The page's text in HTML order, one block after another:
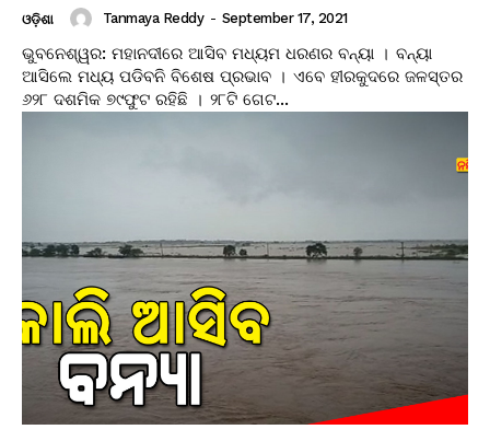
ଓଡ଼ିଶା Tanmaya Reddy - September 17, 2021
ଭୁବନେଶ୍ୱର: ମହାନଦୀରେ ଆସିବ ମଧ୍ୟମ ଧରଣର ବନ୍ୟା । ବନ୍ୟା
ଆସିଲେ ମଧ୍ୟ ପଡିବନି ବିଶେଷ ପ୍ରଭାବ । ଏବେ ହୀରକୁଦରେ ଜଳସ୍ତର
୬୨୮ ଦଶମିକ ୭୯ଫୁଟ ରହିଛି । ୨୮ଟି ଗେଟ...